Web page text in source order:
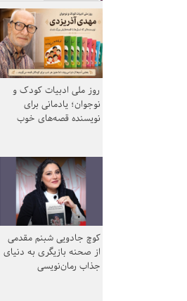
روز ملی ادبیات کودک و
نوجوان؛ یادمانی برای
نویسنده قصه‌های خوب
کوچ جادویی شبنم مقدمی
از صحنه بازیگری به دنیای
جذاب رمان‌نویسی